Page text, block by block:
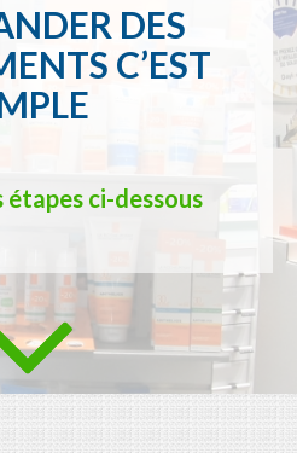
DES
C’EST
étapes ci-dessous